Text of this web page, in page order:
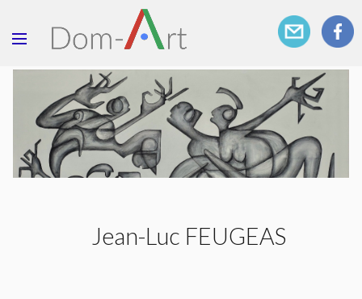
Jean-Luc FEUGEAS